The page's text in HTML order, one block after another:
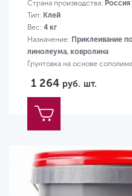
Страна производства: Россия
Тип: Клей
Вес: 4 кг
Назначение: Приклеивание
линолеума, ковролина
Грунтовка на основе
1 264 руб. шт.